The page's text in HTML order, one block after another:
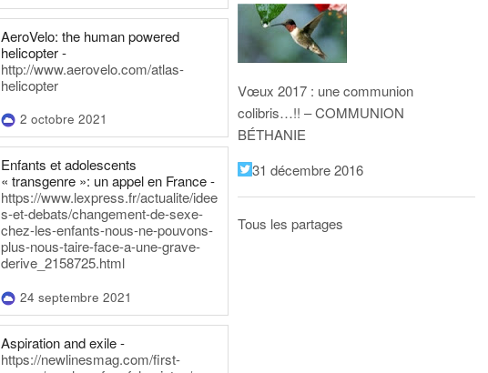
AeroVelo: the human powered
helicopter -
http://www.aerovelo.com/atlas-
helicopter
2 octobre 2021
Enfants et adolescents
« transgenre »: un appel en France -
https://www.lexpress.fr/actualite/idee
s-et-debats/changement-de-sexe-
chez-les-enfants-nous-ne-pouvons-
plus-nous-taire-face-a-une-grave-
derive_2158725.html
24 septembre 2021
Aspiration and exile -
https://newlinesmag.com/first-
Vœux 2017 : une communion
colibris…!! – COMMUNION
BÉTHANIE
31 décembre 2016
Tous les partages